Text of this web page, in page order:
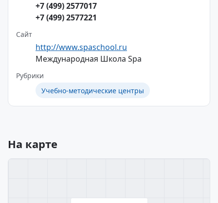
+7 (499) 2577017
+7 (499) 2577221
Сайт
http://www.spaschool.ru
Международная Школа Spa
Рубрики
Учебно-методические центры
На карте